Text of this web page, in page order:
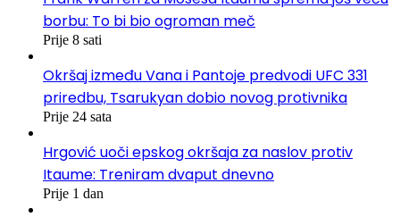
borbu: To bi bio ogroman meč
Prije 8 sati
Okršaj između Vana i Pantoje predvodi UFC 331
priredbu, Tsarukyan dobio novog protivnika
Prije 24 sata
Hrgović uoči epskog okršaja za naslov protiv
Itaume: Treniram dvaput dnevno
Prije 1 dan